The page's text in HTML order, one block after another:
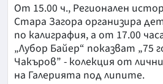
От 15.00 ч., Регионален
Стара Загора организира
по калиграфия, а от 17.00
„Лубор Байер“ показват „75
Чакъров” - колекция от
на Галерията под липите.